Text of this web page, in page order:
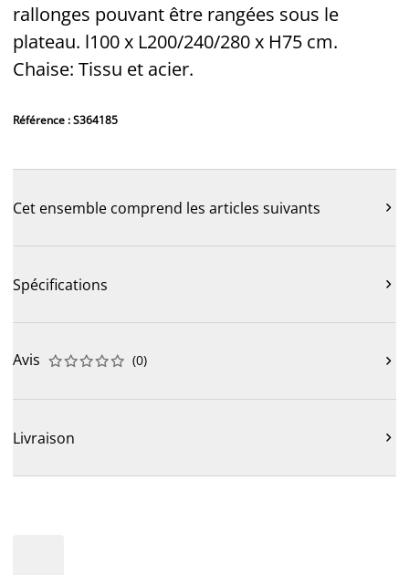
rallonges pouvant être rangées sous le
plateau. l100 x L200/240/280 x H75 cm.
Chaise: Tissu et acier.
Référence : S364185
Cet ensemble comprend les articles suivants 
Spécifications 
Avis 




 (0) 
Livraison 